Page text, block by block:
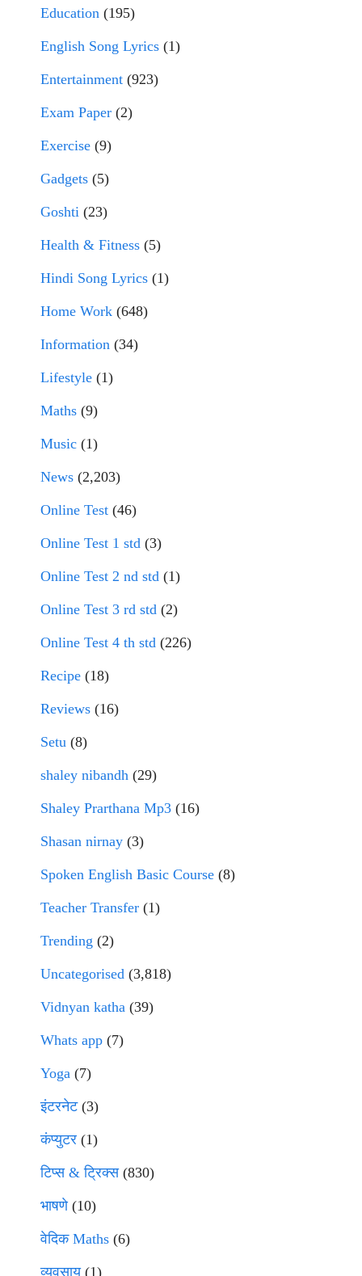
Education (195)
English Song Lyrics (1)
Entertainment (923)
Exam Paper (2)
Exercise (9)
Gadgets (5)
Goshti (23)
Health & Fitness (5)
Hindi Song Lyrics (1)
Home Work (648)
Information (34)
Lifestyle (1)
Maths (9)
Music (1)
News (2,203)
Online Test (46)
Online Test 1 std (3)
Online Test 2 nd std (1)
Online Test 3 rd std (2)
Online Test 4 th std (226)
Recipe (18)
Reviews (16)
Setu (8)
shaley nibandh (29)
Shaley Prarthana Mp3 (16)
Shasan nirnay (3)
Spoken English Basic Course (8)
Teacher Transfer (1)
Trending (2)
Uncategorised (3,818)
Vidnyan katha (39)
Whats app (7)
Yoga (7)
इंटरनेट(3)
कंप्युटर (1)
टिप्स & ट्रिक्स(830)
भाषणे(10)
वेदिक Maths (6)
व्यवसाय(1)